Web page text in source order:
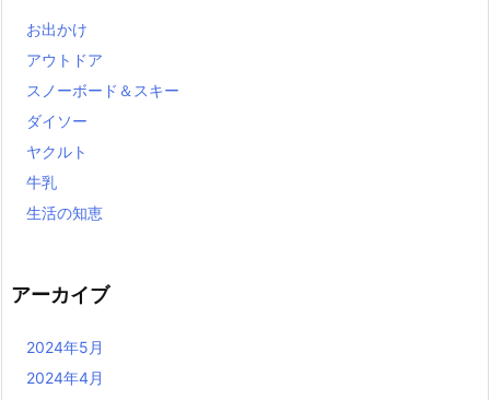
お出かけ
アウトドア
スノーボード＆スキー
ダイソー
ヤクルト
牛乳
生活の知恵
アーカイブ
2024年5月
2024年4月